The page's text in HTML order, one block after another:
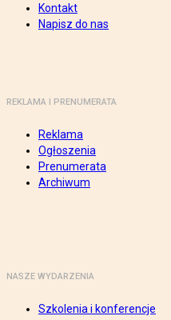
Kontakt
Napisz do nas
REKLAMA I PRENUMERATA
Reklama
Ogłoszenia
Prenumerata
Archiwum
NASZE WYDARZENIA
Szkolenia i konferencje